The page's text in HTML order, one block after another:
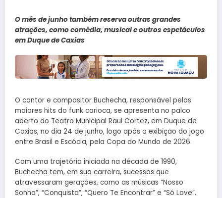
O mês de junho também reserva outras grandes
atrações, como comédia, musical e outros espetáculos
em Duque de Caxias
O cantor e compositor Buchecha, responsável pelos
maiores hits do funk carioca, se apresenta no palco
aberto do Teatro Municipal Raul Cortez, em Duque de
Caxias, no dia 24 de junho, logo após a exibição do jogo
entre Brasil e Escócia, pela Copa do Mundo de 2026.
Com uma trajetória iniciada na década de 1990,
Buchecha tem, em sua carreira, sucessos que
atravessaram gerações, como as músicas “Nosso
Sonho”, “Conquista”, “Quero Te Encontrar” e “Só Love”.